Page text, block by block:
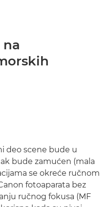
deo scene bude u
bude zamućen (mala
se okreće ručnom
fotoaparata bez
ručnog fokusa (MF